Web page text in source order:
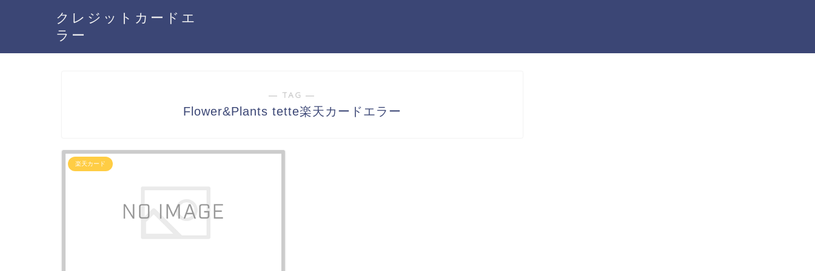
クレジットカードエ
ラー
― TAG ―
Flower&Plants tette楽天カードエラー
楽天カード